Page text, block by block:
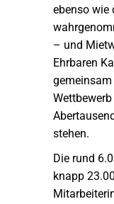
ebenso wie
– und
Ehrbaren
stehen.
Die rund
knapp